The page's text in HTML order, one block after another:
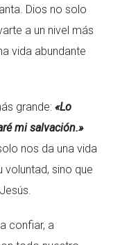
Dios no solo
a un nivel más
vida abundante
grande: «Lo
mi salvación.»
nos da una vida
voluntad, sino que
confiar, a